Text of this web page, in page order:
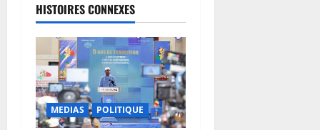
HISTOIRES CONNEXES
MEDIAS POLITIQUE